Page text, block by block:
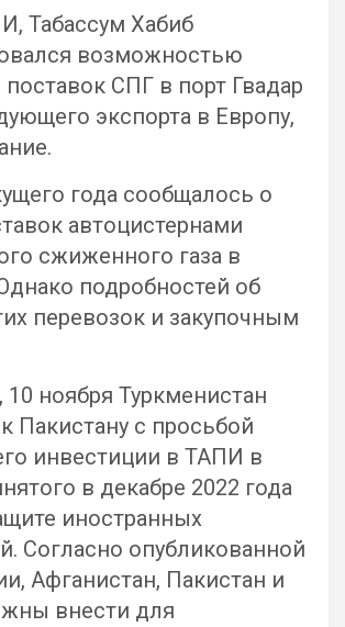
Табассум Хабиб
возможностью
СПГ в порт Гвадар
экспорта в Европу,
года сообщалось о
автоцистернами
сжиженного газа в
подробностей об
перевозок и закупочным
ноября Туркменистан
Пакистану с просьбой
инвестиции в ТАПИ в
в декабре 2022 года
иностранных
Согласно опубликованной
Афганистан, Пакистан и
внести для